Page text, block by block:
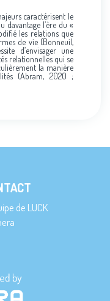
caractérisent le
davantage l’ère du «
les relations que
de vie (Bonneuil,
d’envisager une
relationnelles qui se
la manière
(Abram, 2020 ;
de LUCK